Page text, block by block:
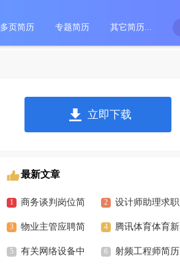
多页简历 专题简历 其它简历...
立即下载
最新文章
商务谈判岗位简
历模板案例
设计师助理求职
简历模板「精选2
篇」
物业主管应聘简
历模板「优秀5篇」
腾讯体育体育新
闻简历模板
有关网络设备中 射频工程师简历